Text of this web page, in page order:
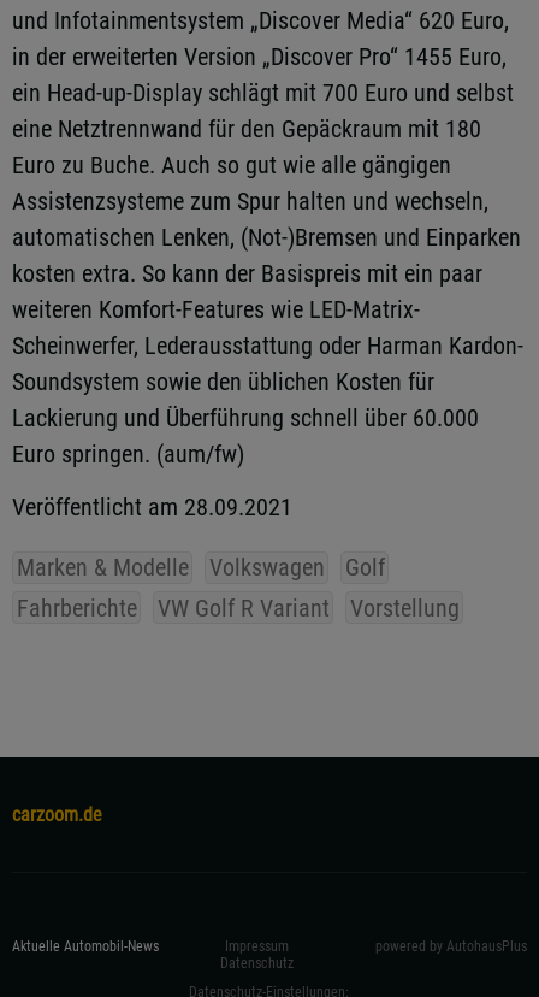
und Infotainmentsystem „Discover Media“ 620 Euro,
in der erweiterten Version „Discover Pro“ 1455 Euro,
ein Head-up-Display schlägt mit 700 Euro und selbst
eine Netztrennwand für den Gepäckraum mit 180
Euro zu Buche. Auch so gut wie alle gängigen
Assistenzsysteme zum Spur halten und wechseln,
automatischen Lenken, (Not-)Bremsen und Einparken
kosten extra. So kann der Basispreis mit ein paar
weiteren Komfort-Features wie LED-Matrix-
Scheinwerfer, Lederausstattung oder Harman Kardon-
Soundsystem sowie den üblichen Kosten für
Lackierung und Überführung schnell über 60.000
Euro springen. (aum/fw)
Veröffentlicht am 28.09.2021
Marken & Modelle Volkswagen
Golf
Fahrberichte
VW Golf R Variant Vorstellung
carzoom.de
Aktuelle Automobil-News
Impressum
Datenschutz
Datenschutz-Einstellungen:
powered by AutohausPlus